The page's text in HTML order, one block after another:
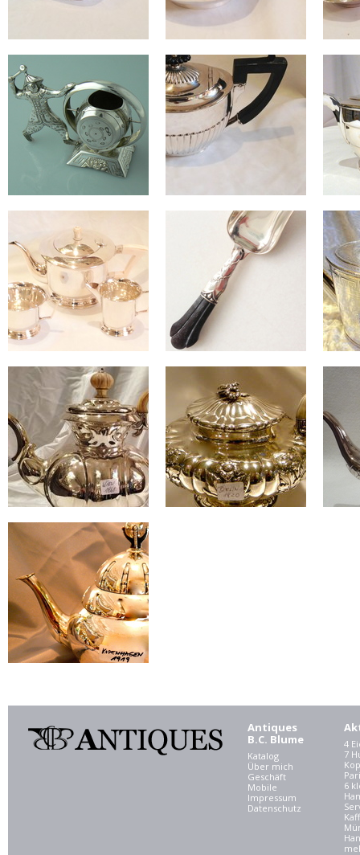
Antiques
B.C. Blume
Katalog
Über mich
Geschäft
Mobile
Impressum
Datenschutz
4
7
6